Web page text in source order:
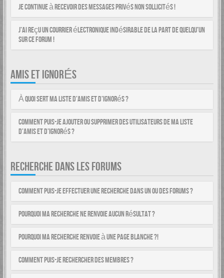
Je continue à recevoir des messages privés non sollicités !
J’ai reçu un courrier électronique indésirable de la part de quelqu’un
sur ce forum !
AMIS ET IGNORÉS
À quoi sert ma liste d’amis et d’ignorés ?
Comment puis-je ajouter ou supprimer des utilisateurs de ma liste
d’amis et d’ignorés ?
RECHERCHE DANS LES FORUMS
Comment puis-je effectuer une recherche dans un ou des forums ?
Pourquoi ma recherche ne renvoie aucun résultat ?
Pourquoi ma recherche renvoie à une page blanche ?!
Comment puis-je rechercher des membres ?